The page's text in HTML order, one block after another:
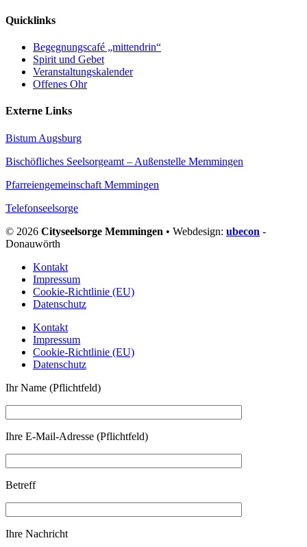
Quicklinks
Begegnungscafé „mittendrin“
Spirit und Gebet
Veranstaltungskalender
Offenes Ohr
Externe Links
Bistum Augsburg
Bischöfliches Seelsorgeamt – Außenstelle Memmingen
Pfarreiengemeinschaft Memmingen
Telefonseelsorge
© 2026 Cityseelsorge Memmingen • Webdesign: ubecon -
Donauwörth
Kontakt
Impressum
Cookie-Richtlinie (EU)
Datenschutz
Kontakt
Impressum
Cookie-Richtlinie (EU)
Datenschutz
Ihr Name (Pflichtfeld)
Ihre E-Mail-Adresse (Pflichtfeld)
Betreff
Ihre Nachricht